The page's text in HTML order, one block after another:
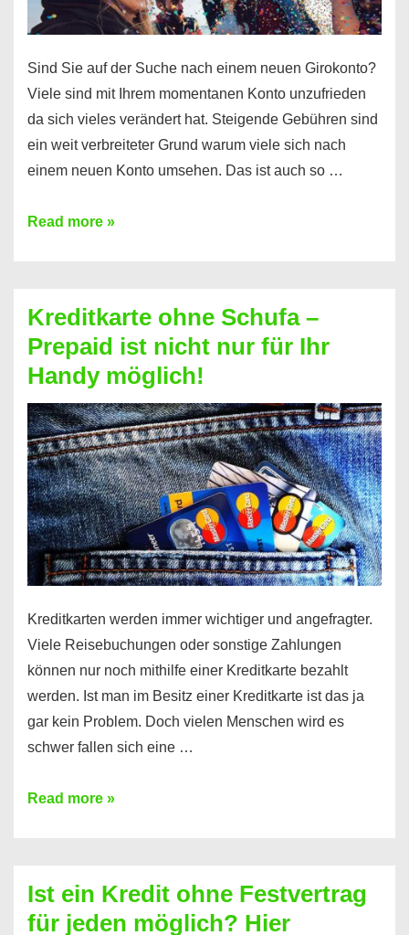
Sind Sie auf der Suche nach einem neuen Girokonto?
Viele sind mit Ihrem momentanen Konto unzufrieden
da sich vieles verändert hat. Steigende Gebühren sind
ein weit verbreiteter Grund warum viele sich nach
einem neuen Konto umsehen. Das ist auch so …
Konto
Neueröffnung
trotz
Schufaeintrag
möglich
Read more »
Kreditkarte ohne Schufa –
Prepaid ist nicht nur für Ihr
Handy möglich!
Kreditkarten werden immer wichtiger und angefragter.
Viele Reisebuchungen oder sonstige Zahlungen
können nur noch mithilfe einer Kreditkarte bezahlt
werden. Ist man im Besitz einer Kreditkarte ist das ja
gar kein Problem. Doch vielen Menschen wird es
schwer fallen sich eine …
Kreditkarte
Prepaid
ist
Read more »
Ist ein Kredit ohne Festvertrag
für jeden möglich? Hier